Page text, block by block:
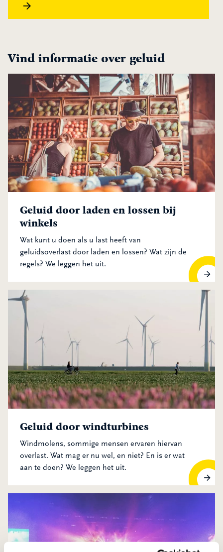
Vind informatie over geluid
Geluid door laden en lossen bij
winkels
Wat kunt u doen als u last heeft van
geluidsoverlast door laden en lossen? Wat zijn de
regels? We leggen het uit.
Geluid door windturbines
Windmolens, sommige mensen ervaren hiervan
overlast. Wat mag er nu wel, en niet? En is er wat
aan te doen? We leggen het uit.